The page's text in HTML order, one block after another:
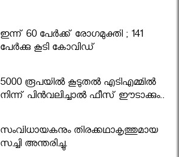
ഇന്ന് 60 പേർക്ക് രോഗമുക്തി ; 141
പേര്‍ക്കു കൂടി കോവിഡ്
5000 രൂപയിൽ കൂടുതൽ എടിഎമ്മിൽ
നിന്ന് പിൻവലിച്ചാൽ ഫീസ് ഈടാക്കും..
സംവിധായകനും തിരക്കഥാകൃത്തുമായ
സച്ചി അന്തരിച്ചു.